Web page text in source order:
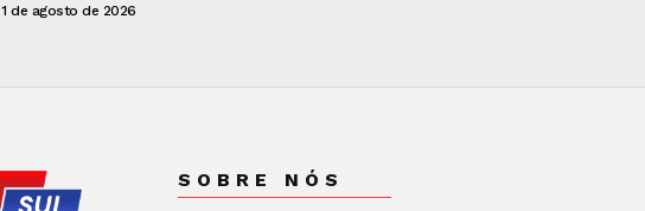
1 de agosto de 2026
SOBRE NÓS